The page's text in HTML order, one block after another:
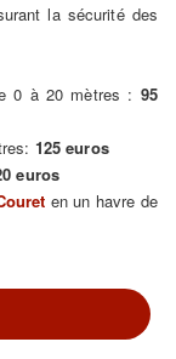
la sécurité des
0 à 20 mètres : 95
125 euros
euros
en un havre de